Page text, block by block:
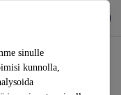
sinulle
kunnolla,